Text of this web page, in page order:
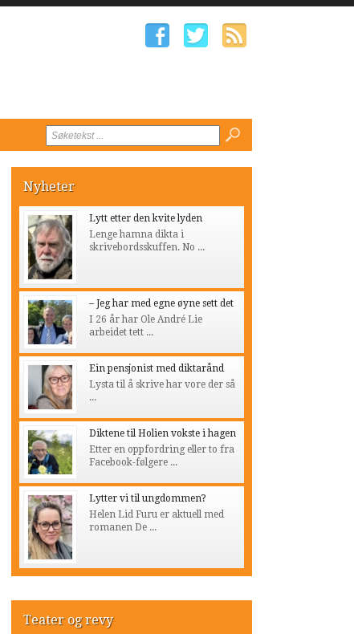
Nyheter
Lytt etter den kvite lyden
Lenge hamna dikta i
skrivebordsskuffen. No ...
– Jeg har med egne øyne sett det
I 26 år har Ole André Lie
arbeidet tett ...
Ein pensjonist med diktarånd
Lysta til å skrive har vore der så
...
Diktene til Holien vokste i hagen
Etter en oppfordring eller to fra
Facebook-følgere ...
Lytter vi til ungdommen?
Helen Lid Furu er aktuell med
romanen De ...
Teater og revy